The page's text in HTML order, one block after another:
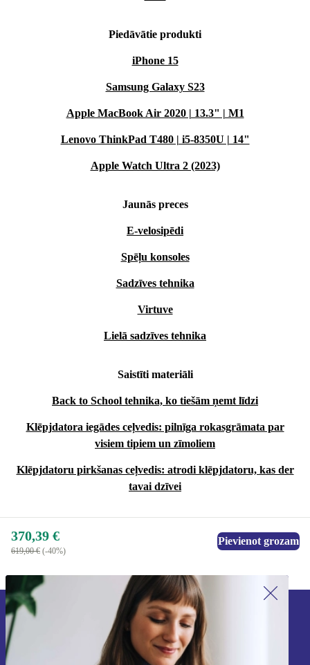
Piedāvātie produkti
iPhone 15
Samsung Galaxy S23
Apple MacBook Air 2020 | 13.3" | M1
Lenovo ThinkPad T480 | i5-8350U | 14"
Apple Watch Ultra 2 (2023)
Jaunās preces
E-velosipēdi
Spēļu konsoles
Sadzīves tehnika
Virtuve
Lielā sadzīves tehnika
Saistīti materiāli
Back to School tehnika, ko tiešām ņemt līdzi
Klēpjdatora iegādes ceļvedis: pilnīga rokasgrāmata par
visiem tipiem un zīmoliem
Klēpjdatoru pirkšanas ceļvedis: atrodi klēpjdatoru, kas der
tavai dzīvei
370,39 €
619,00 € (-40%)
Pievienot grozam
Piesakieties mūsu jaunumu
saņemšanai!
Nekad vairs nepalaidiet garām nevienu